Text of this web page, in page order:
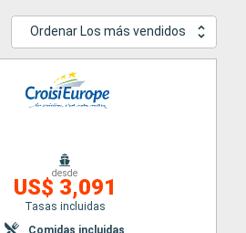
Ordenar Los más vendidos
desde
US$ 3,091
Tasas incluidas
Comidas incluidas